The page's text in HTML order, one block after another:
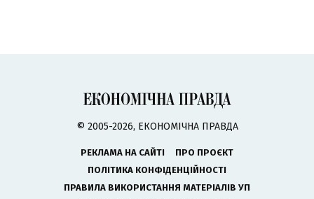
© 2005-2026, ЕКОНОМІЧНА ПРАВДА
РЕКЛАМА НА САЙТІ
ПРО ПРОЄКТ
ПОЛІТИКА КОНФІДЕНЦІЙНОСТІ
ПРАВИЛА ВИКОРИСТАННЯ МАТЕРІАЛІВ УП